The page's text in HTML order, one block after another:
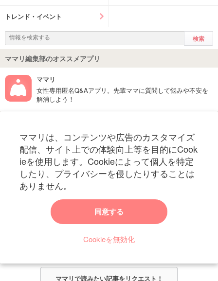
トレンド・イベント
ママリ編集部のオススメアプリ
ママリ
女性専用匿名Q&Aアプリ。先輩ママに質問して悩みや不安を
解消しよう！
ママリは、コンテンツや広告のカスタマイズ
配信、サイト上での体験向上等を目的にCook
ieを使用します。Cookieによって個人を特定
したり、プライバシーを侵したりすることは
ありません。
同意する
Cookieを無効化
妊娠〜子育て中のお役立ち情報を配信中
ママリからのお知らせ
ママリ編集部がみなさんのご意見をもとに記事を作成させていただきま
ママリで読みたい記事をリクエスト！